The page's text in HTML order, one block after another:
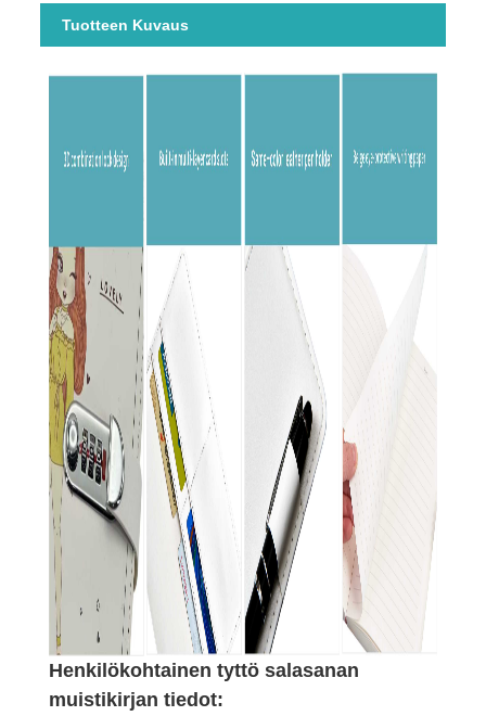
Tuotteen Kuvaus
Henkilökohtainen tyttö salasanan
muistikirjan tiedot: